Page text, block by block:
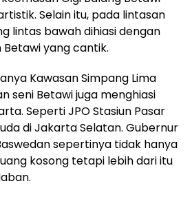
Selain itu, pada lintasan
lintas bawah dihiasi dengan
yang cantik.
Kawasan Simpang Lima
seni Betawi juga menghiasi
Seperti JPO Stasiun Pasar
di Jakarta Selatan. Gubernur
sepertinya tidak hanya
kosong tetapi lebih dari itu